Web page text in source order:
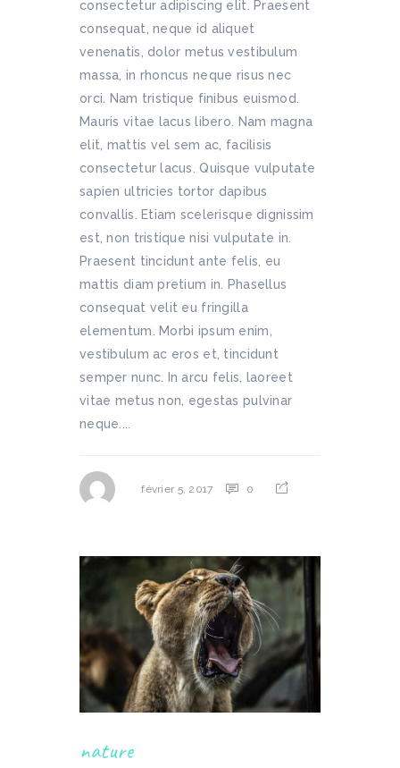
consectetur adipiscing elit. Praesent
consequat, neque id aliquet
venenatis, dolor metus vestibulum
massa, in rhoncus neque risus nec
orci. Nam tristique finibus euismod.
Mauris vitae lacus libero. Nam magna
elit, mattis vel sem ac, facilisis
consectetur lacus. Quisque vulputate
sapien ultricies tortor dapibus
convallis. Etiam scelerisque dignissim
est, non tristique nisi vulputate in.
Praesent tincidunt ante felis, eu
mattis diam pretium in. Phasellus
consequat velit eu fringilla
elementum. Morbi ipsum enim,
vestibulum ac eros et, tincidunt
semper nunc. In arcu felis, laoreet
vitae metus non, egestas pulvinar
neque....
février 5, 2017 0
nature